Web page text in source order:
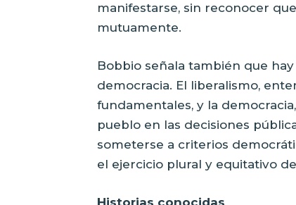
manifestarse, sin reconocer
mutuamente.
Bobbio señala también que
democracia. El liberalismo,
fundamentales, y la
pueblo en las decisiones
someterse a criterios
el ejercicio plural y equitativo